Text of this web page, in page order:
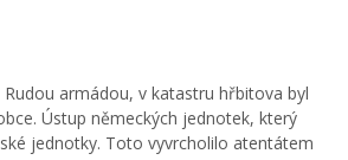
armádou, v katastru hřbitova byl
Ústup německých jednotek, který
jednotky. Toto vyvrcholilo atentátem